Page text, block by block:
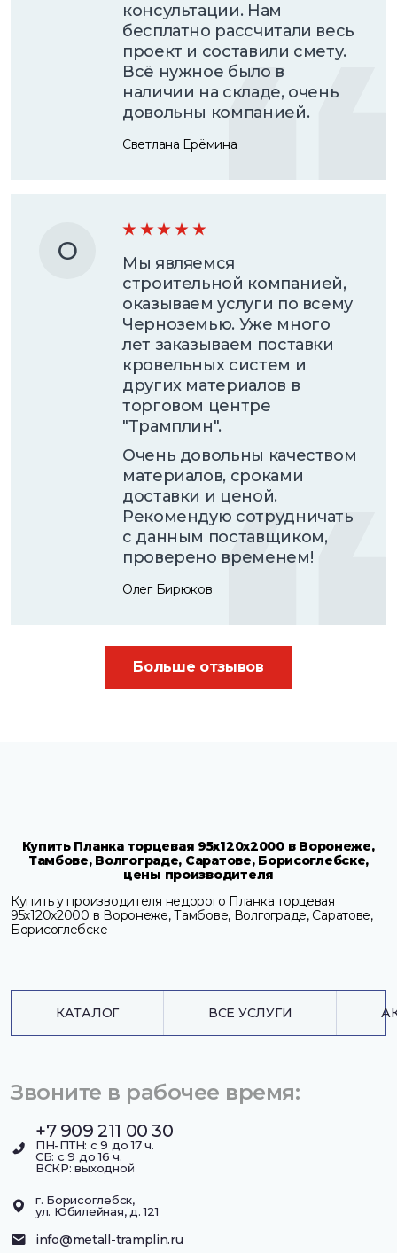
консультации. Нам
бесплатно рассчитали весь
проект и составили смету.
Всё нужное было в
наличии на складе, очень
довольны компанией.
Светлана Ерёмина
О
Мы являемся
строительной компанией,
оказываем услуги по всему
Черноземью. Уже много
лет заказываем поставки
кровельных систем и
других материалов в
торговом центре
"Трамплин".
Очень довольны качеством
материалов, сроками
доставки и ценой.
Рекомендую сотрудничать
с данным поставщиком,
проверено временем!
Олег Бирюков
Больше отзывов
Купить Планка торцевая 95х120х2000 в Воронеже,
Тамбове, Волгограде, Саратове, Борисоглебске,
цены производителя
Купить у производителя недорого Планка торцевая
95х120х2000 в Воронеже, Тамбове, Волгограде, Саратове,
Борисоглебске
КАТАЛОГ ВСЕ УСЛУГИ
Звоните в рабочее время:
+7 909 211 00 30
ПН-ПТН: с 9 до 17 ч.
СБ: с 9 до 16 ч.
ВСКР: выходной
г. Борисоглебск,
ул. Юбилейная, д. 121
info@metall-tramplin.ru